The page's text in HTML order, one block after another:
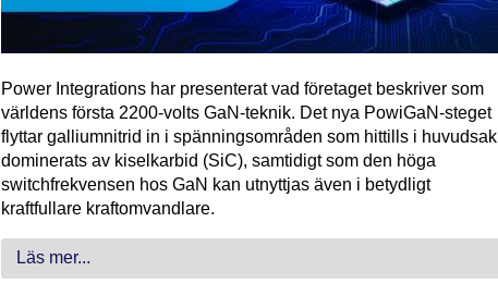
Power Integrations har presenterat vad företaget beskriver som
världens första 2200-volts GaN-teknik. Det nya PowiGaN-steget
flyttar galliumnitrid in i spänningsområden som hittills i huvudsak
dominerats av kiselkarbid (SiC), samtidigt som den höga
switchfrekvensen hos GaN kan utnyttjas även i betydligt
kraftfullare kraftomvandlare.
Läs mer...